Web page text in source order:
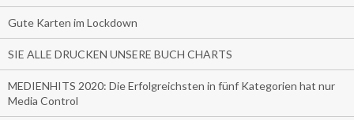
Gute Karten im Lockdown
SIE ALLE DRUCKEN UNSERE BUCH CHARTS
MEDIENHITS 2020: Die Erfolgreichsten in fünf Kategorien hat nur
Media Control